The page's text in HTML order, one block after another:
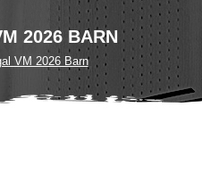
2026 BARN
VM 2026 Barn